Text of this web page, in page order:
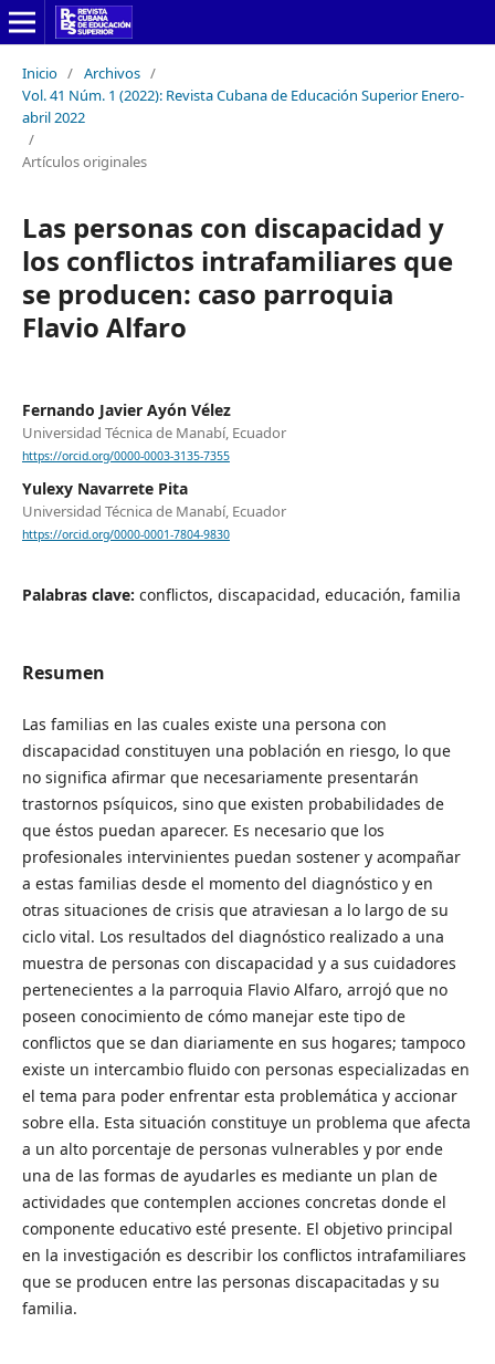
Inicio / Archivos /
Vol. 41 Núm. 1 (2022): Revista Cubana de Educación Superior Enero-
abril 2022
/
Artículos originales
Las personas con discapacidad y
los conflictos intrafamiliares que
se producen: caso parroquia
Flavio Alfaro
Fernando Javier Ayón Vélez
Universidad Técnica de Manabí, Ecuador
https://orcid.org/0000-0003-3135-7355
Yulexy Navarrete Pita
Universidad Técnica de Manabí, Ecuador
https://orcid.org/0000-0001-7804-9830
Palabras clave: conflictos, discapacidad, educación, familia
Resumen
Las familias en las cuales existe una persona con
discapacidad constituyen una población en riesgo, lo que
no significa afirmar que necesariamente presentarán
trastornos psíquicos, sino que existen probabilidades de
que éstos puedan aparecer. Es necesario que los
profesionales intervinientes puedan sostener y acompañar
a estas familias desde el momento del diagnóstico y en
otras situaciones de crisis que atraviesan a lo largo de su
ciclo vital. Los resultados del diagnóstico realizado a una
muestra de personas con discapacidad y a sus cuidadores
pertenecientes a la parroquia Flavio Alfaro, arrojó que no
poseen conocimiento de cómo manejar este tipo de
conflictos que se dan diariamente en sus hogares; tampoco
existe un intercambio fluido con personas especializadas en
el tema para poder enfrentar esta problemática y accionar
sobre ella. Esta situación constituye un problema que afecta
a un alto porcentaje de personas vulnerables y por ende
una de las formas de ayudarles es mediante un plan de
actividades que contemplen acciones concretas donde el
componente educativo esté presente. El objetivo principal
en la investigación es describir los conflictos intrafamiliares
que se producen entre las personas discapacitadas y su
familia.